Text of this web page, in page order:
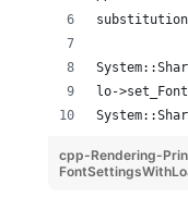
lo-
cpp-Rendering-